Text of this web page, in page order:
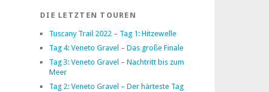
DIE LETZTEN TOUREN
Tuscany Trail 2022 – Tag 1: Hitzewelle
Tag 4: Veneto Gravel – Das große Finale
Tag 3: Veneto Gravel – Nachtritt bis zum
Meer
Tag 2: Veneto Gravel – Der härteste Tag